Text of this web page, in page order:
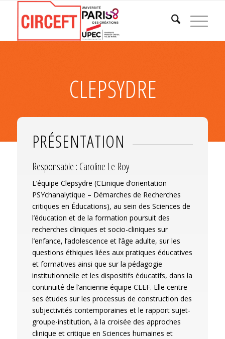
CLEPSYDRE
PRÉSENTATION
Responsable : Caroline Le Roy
L’équipe Clepsydre (CLinique d’orientation
PSYchanalytique – Démarches de Recherches
critiques en Éducations), au sein des Sciences de
l’éducation et de la formation poursuit des
recherches cliniques et socio-cliniques sur
l’enfance, l’adolescence et l’âge adulte, sur les
questions éthiques liées aux pratiques éducatives
et formatives ainsi que sur la pédagogie
institutionnelle et les dispositifs éducatifs, dans la
continuité de l’ancienne équipe CLEF. Elle centre
ses études sur les processus de construction des
subjectivités contemporaines et le rapport sujet-
groupe-institution, à la croisée des approches
clinique et critique en Sciences humaines et